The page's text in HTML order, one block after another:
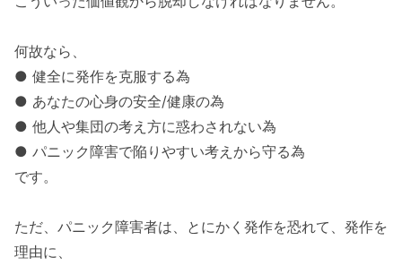
何故なら、
● 健全に発作を克服する為
● あなたの心身の安全/健康の為
● 他人や集団の考え方に惑わされない為
● パニック障害で陥りやすい考えから守る為
です。
ただ、パニック障害者は、とにかく発作を恐れて、発作を
理由に、